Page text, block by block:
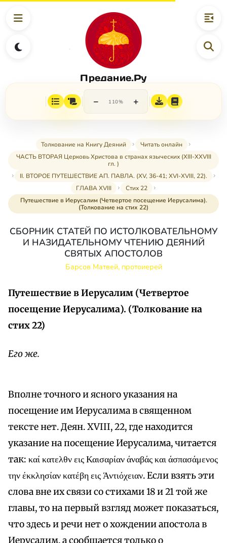
Предание.Ру
− 110% +
Толкование на Книгу Деяний
Читать онлайн
ЧАСТЬ ВТОРАЯ Церковь Христова в странах языческих (XIII-XXVIII
гл. )
II. ВТОРОЕ ПУТЕШЕСТВИЕ АП. ПАВЛА. (XV, 36-41; XVI-XVIII, 22).
ГЛАВА XVIII
Стих 22
Путешествие в Иерусалим (Четвертое посещение Иерусалима).
(Толкование на стих 22)
СБОРНИК СТАТЕЙ ПО ИСТОЛКОВАТЕЛЬНОМУ
И НАЗИДАТЕЛЬНОМУ ЧТЕНИЮ ДЕЯНИЙ
СВЯТЫХ АПОСТОЛОВ
Барсов Матвей, протоиерей
Путешествие в Иерусалим (Четвертое
посещение Иерусалима). (Толкование на
стих 22)
Его же.
Вполне точного и ясного указания на
посещение им Иерусалима в священном
тексте нет. Деян. XVIII, 22, где находится
указание на посещение Иерусалима, читается
так: καί κατελθν εις Καισαρίαν άναβάς και άσπασάμενος
την έκκλησίαν κατέβη εις Άντιόχειαν. Если взять эти
слова вне их связи со стихами 18 и 21 той же
главы, то на первый взгляд может показаться,
что здесь и речи нет о хождении апостола в
Иерусалим, а сообщается только о